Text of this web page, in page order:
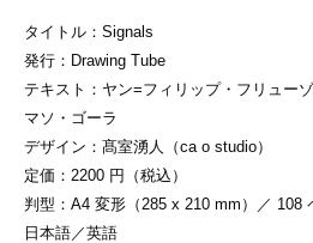
タイトル：Signals
発行：Drawing Tube
テキスト：ヤン=フィリップ・フリュー
マソ・ゴーラ
デザイン：髙室湧人（ca o studio）
定価：2200 円（税込）
判型：A4 変形（285 x 210 mm）／ 108
日本語／英語